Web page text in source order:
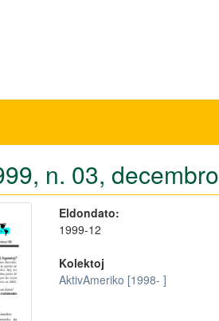
n. 03, decembro
Eldondato:
1999-12
Kolektoj
AktivAmeriko [1998- ]